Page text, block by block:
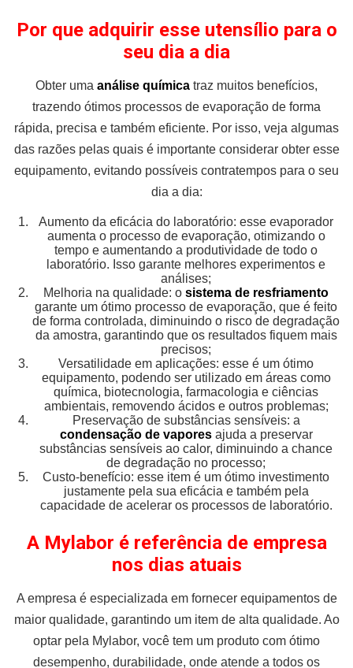
Por que adquirir esse utensílio para o
seu dia a dia
Obter uma análise química traz muitos benefícios,
trazendo ótimos processos de evaporação de forma
rápida, precisa e também eficiente. Por isso, veja algumas
das razões pelas quais é importante considerar obter esse
equipamento, evitando possíveis contratempos para o seu
dia a dia:
Aumento da eficácia do laboratório: esse evaporador
aumenta o processo de evaporação, otimizando o
tempo e aumentando a produtividade de todo o
laboratório. Isso garante melhores experimentos e
análises;
Melhoria na qualidade: o sistema de resfriamento
garante um ótimo processo de evaporação, que é feito
de forma controlada, diminuindo o risco de degradação
da amostra, garantindo que os resultados fiquem mais
precisos;
Versatilidade em aplicações: esse é um ótimo
equipamento, podendo ser utilizado em áreas como
química, biotecnologia, farmacologia e ciências
ambientais, removendo ácidos e outros problemas;
Preservação de substâncias sensíveis: a
condensação de vapores ajuda a preservar
substâncias sensíveis ao calor, diminuindo a chance
de degradação no processo;
Custo-benefício: esse item é um ótimo investimento
justamente pela sua eficácia e também pela
capacidade de acelerar os processos de laboratório.
A Mylabor é referência de empresa
nos dias atuais
A empresa é especializada em fornecer equipamentos de
maior qualidade, garantindo um item de alta qualidade. Ao
optar pela Mylabor, você tem um produto com ótimo
desempenho, durabilidade, onde atende a todos os